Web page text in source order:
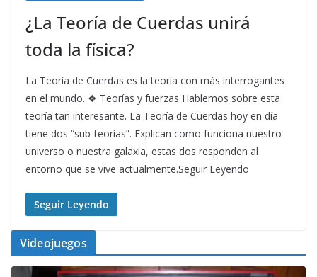
¿La Teoría de Cuerdas unirá
toda la física?
La Teoría de Cuerdas es la teoría con más interrogantes
en el mundo. ❖ Teorías y fuerzas Hablemos sobre esta
teoría tan interesante. La Teoría de Cuerdas hoy en día
tiene dos “sub-teorías”. Explican como funciona nuestro
universo o nuestra galaxia, estas dos responden al
entorno que se vive actualmente.Seguir Leyendo
Seguir Leyendo
Videojuegos